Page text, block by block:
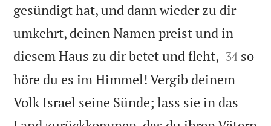
gesündigt hat, und dann wieder zu dir
umkehrt, deinen Namen preist und in
diesem Haus zu dir betet und fleht, 

34 so
höre du es im Himmel! Vergib deinem
Volk Israel seine Sünde; lass sie in das